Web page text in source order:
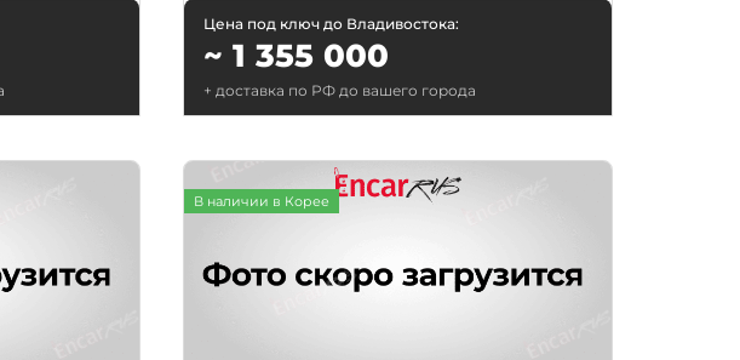
Цена под ключ до Владивостока:
~ 1 355 000
+ доставка по РФ до вашего города
В наличии в Корее